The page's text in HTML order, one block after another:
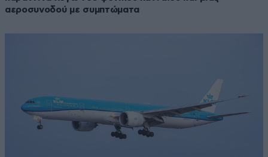
αεροσυνοδού με συμπτώματα